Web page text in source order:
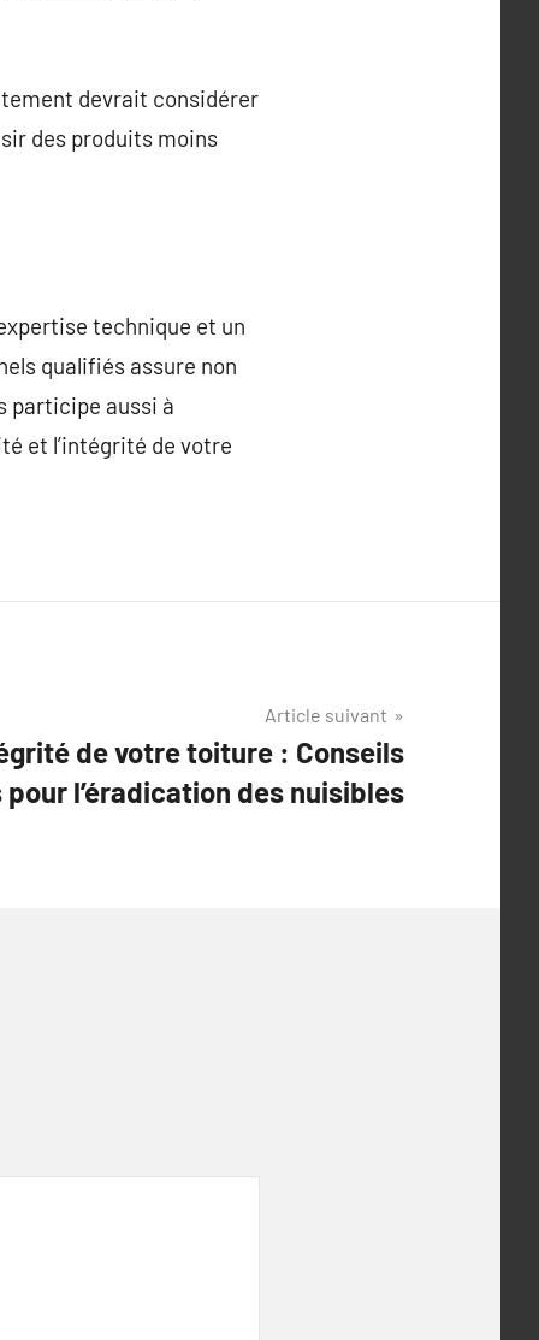
devrait considérer
des produits moins
technique et un
qualifiés assure non
participe aussi à
et l’intégrité de votre
Article suivant
de votre toiture : Conseils
l’éradication des nuisibles